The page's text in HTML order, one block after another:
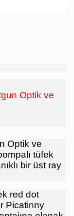
Optik ve
Optik ve
tüfek
bir üst ray
red dot
Picatinny